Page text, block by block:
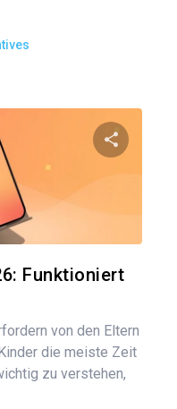
Funktioniert
von den Eltern
die meiste Zeit
zu verstehen,